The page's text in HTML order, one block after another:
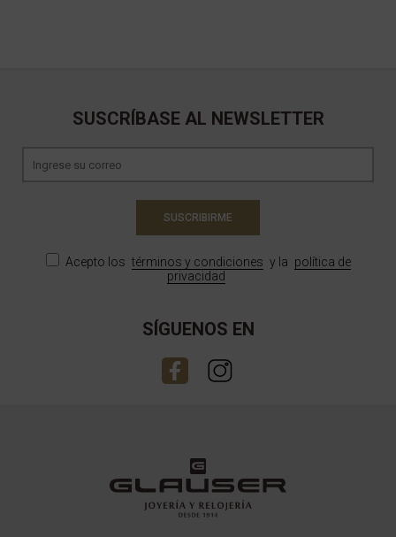
SUSCRÍBASE AL NEWSLETTER
SUSCRIBIRME
Acepto los términos y condiciones y la política de
privacidad
SÍGUENOS EN